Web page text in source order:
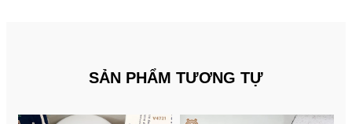
SẢN PHẨM TƯƠNG TỰ